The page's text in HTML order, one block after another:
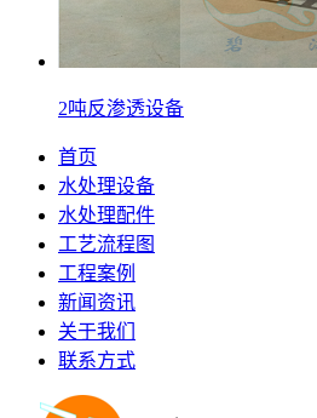
2吨反渗透设备
首页
水处理设备
水处理配件
工艺流程图
工程案例
新闻资讯
关于我们
联系方式